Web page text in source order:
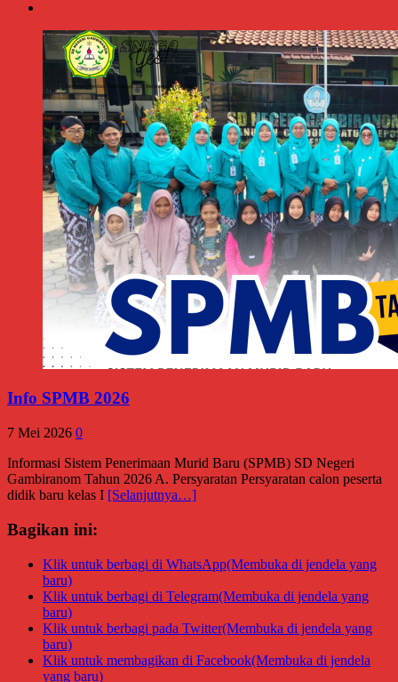
Info SPMB 2026
7 Mei 2026 0
Informasi Sistem Penerimaan Murid Baru (SPMB) SD Negeri
Gambiranom Tahun 2026 A. Persyaratan Persyaratan calon peserta
didik baru kelas I [Selanjutnya…]
Bagikan ini:
Klik untuk berbagi di WhatsApp(Membuka di jendela yang
baru)
Klik untuk berbagi di Telegram(Membuka di jendela yang
baru)
Klik untuk berbagi pada Twitter(Membuka di jendela yang
baru)
Klik untuk membagikan di Facebook(Membuka di jendela
yang baru)